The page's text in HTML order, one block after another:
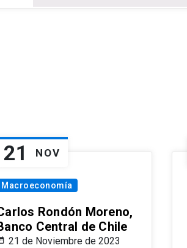
21 NOV
Macroeconomía
Rondón Moreno,
Central de Chile
21 de Noviembre de 2023